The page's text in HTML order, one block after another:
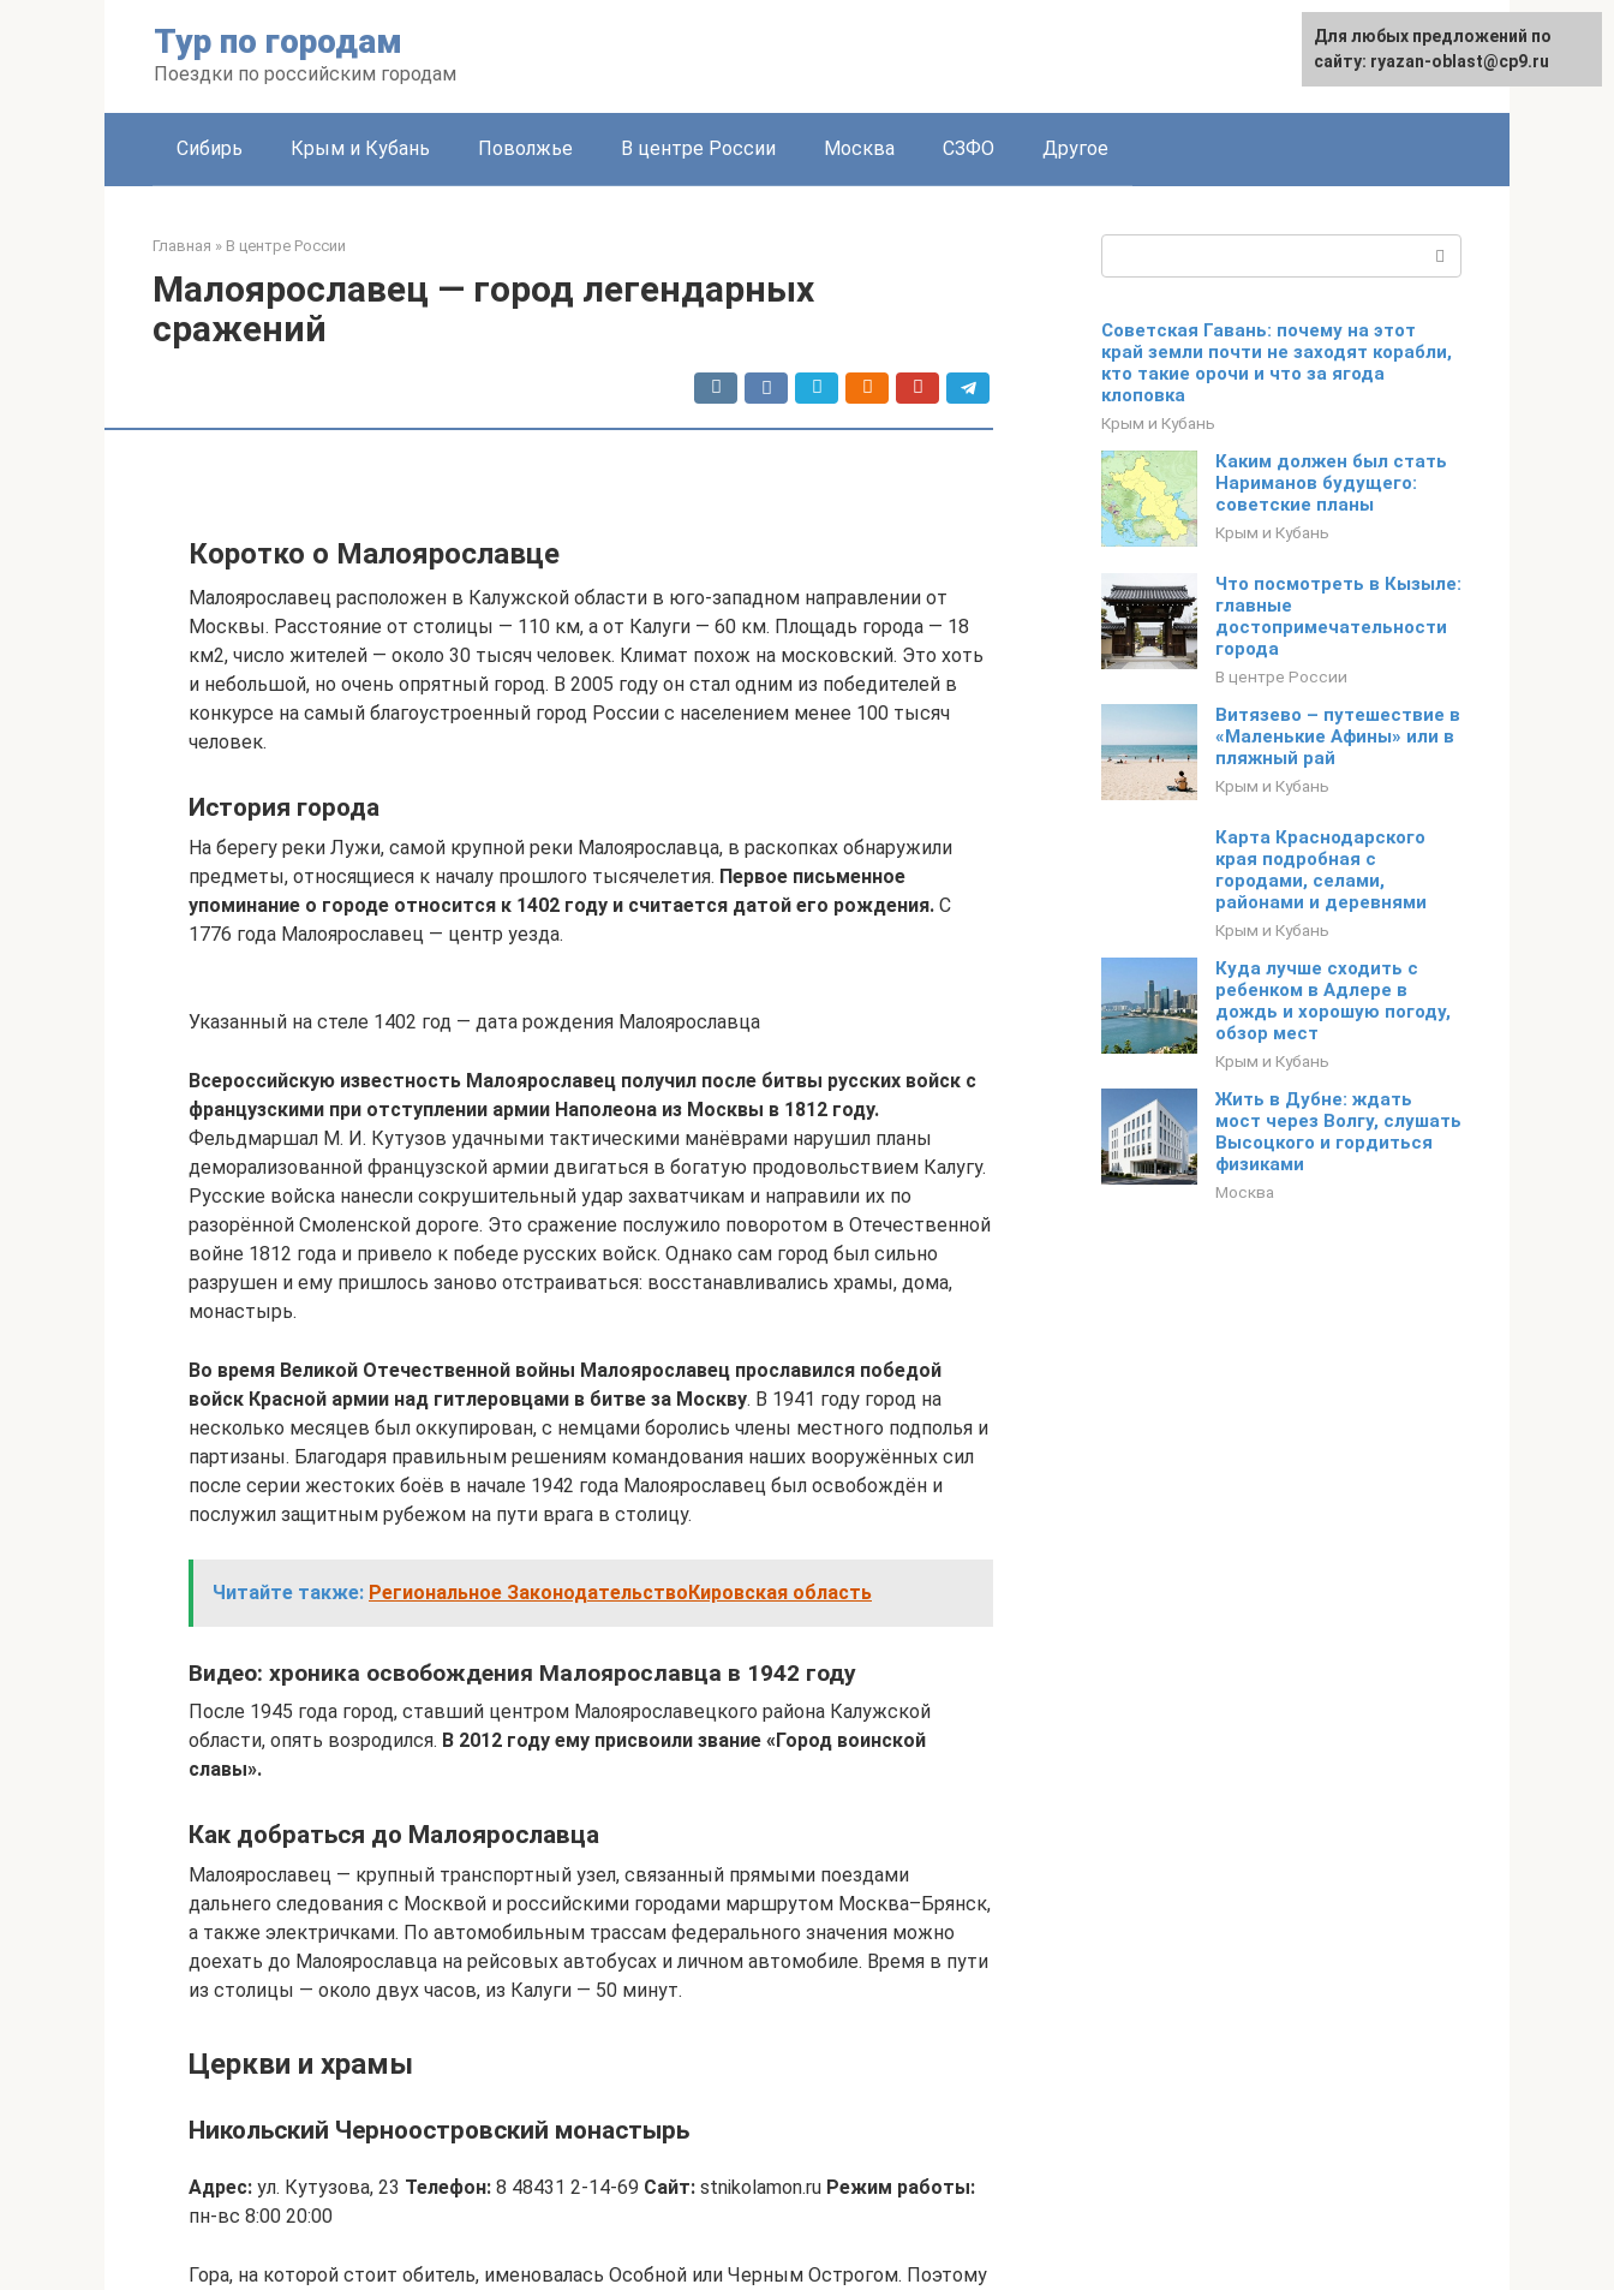
Тур по городам
Поездки по российским городам
Сибирь Крым и Кубань Поволжье В центре России Москва СЗФО Другое
Главная » В центре России
Малоярославец — город легендарных
сражений
Коротко о Малоярославце
Малоярославец расположен в Калужской области в юго-западном направлении от
Москвы. Расстояние от столицы — 110 км, а от Калуги — 60 км. Площадь города — 18
км2, число жителей — около 30 тысяч человек. Климат похож на московский. Это хоть
и небольшой, но очень опрятный город. В 2005 году он стал одним из победителей в
конкурсе на самый благоустроенный город России с населением менее 100 тысяч
человек.
История города
На берегу реки Лужи, самой крупной реки Малоярославца, в раскопках обнаружили
предметы, относящиеся к началу прошлого тысячелетия. Первое письменное
упоминание о городе относится к 1402 году и считается датой его рождения. С
1776 года Малоярославец — центр уезда.
Указанный на стеле 1402 год — дата рождения Малоярославца
Всероссийскую известность Малоярославец получил после битвы русских войск с
французскими при отступлении армии Наполеона из Москвы в 1812 году.
Фельдмаршал М. И. Кутузов удачными тактическими манёврами нарушил планы
деморализованной французской армии двигаться в богатую продовольствием Калугу.
Русские войска нанесли сокрушительный удар захватчикам и направили их по
разорённой Смоленской дороге. Это сражение послужило поворотом в Отечественной
войне 1812 года и привело к победе русских войск. Однако сам город был сильно
разрушен и ему пришлось заново отстраиваться: восстанавливались храмы, дома,
монастырь.
Во время Великой Отечественной войны Малоярославец прославился победой
войск Красной армии над гитлеровцами в битве за Москву. В 1941 году город на
несколько месяцев был оккупирован, с немцами боролись члены местного подполья и
партизаны. Благодаря правильным решениям командования наших вооружённых сил
после серии жестоких боёв в начале 1942 года Малоярославец был освобождён и
послужил защитным рубежом на пути врага в столицу.
Читайте также: Региональное ЗаконодательствоКировская область
Видео: хроника освобождения Малоярославца в 1942 году
После 1945 года город, ставший центром Малоярославецкого района Калужской
области, опять возродился. В 2012 году ему присвоили звание «Город воинской
славы».
Как добраться до Малоярославца
Малоярославец — крупный транспортный узел, связанный прямыми поездами
дальнего следования с Москвой и российскими городами маршрутом Москва–Брянск,
а также электричками. По автомобильным трассам федерального значения можно
доехать до Малоярославца на рейсовых автобусах и личном автомобиле. Время в пути
из столицы — около двух часов, из Калуги — 50 минут.
Церкви и храмы
Никольский Черноостровский монастырь
Адрес: ул. Кутузова, 23 Телефон: 8 48431 2-14-69 Сайт: stnikolamon.ru Режим работы:
пн-вс 8:00 20:00
Гора, на которой стоит обитель, именовалась Особной или Черным Острогом. Поэтому
Советская Гавань: почему на этот
край земли почти не заходят корабли,
кто такие орочи и что за ягода
клоповка
Крым и Кубань
Каким должен был стать
Нариманов будущего:
советские планы
Крым и Кубань
Что посмотреть в Кызыле:
главные
достопримечательности
города
В центре России
Витязево – путешествие в
«Маленькие Афины» или в
пляжный рай
Крым и Кубань
Карта Краснодарского
края подробная с
городами, селами,
районами и деревнями
Крым и Кубань
Куда лучше сходить с
ребенком в Адлере в
дождь и хорошую погоду,
обзор мест
Крым и Кубань
Жить в Дубне: ждать
мост через Волгу, слушать
Высоцкого и гордиться
физиками
Москва
Для любых предложений по
сайту: ryazan-oblast@cp9.ru